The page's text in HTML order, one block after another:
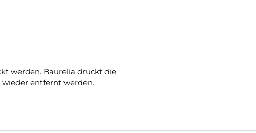
werden. Baurelia druckt die
entfernt werden.